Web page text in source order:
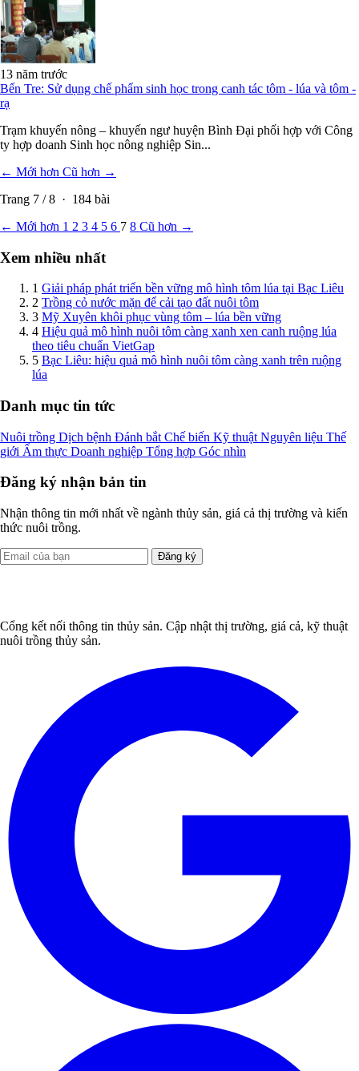
13 năm trước
Bến Tre: Sử dụng chế phẩm sinh học trong canh tác tôm - lúa và tôm -
rạ
Trạm khuyến nông – khuyến ngư huyện Bình Đại phối hợp với Công
ty hợp doanh Sinh học nông nghiệp Sin...
← Mới hơn Cũ hơn →
Trang 7 /8 · 184 bài
← Mới hơn 1 2 3 4 5 6 7 8 Cũ hơn →
Xem nhiều nhất
1 Giải pháp phát triển bền vững mô hình tôm lúa tại Bạc Liêu
2 Trồng cỏ nước mặn để cải tạo đất nuôi tôm
3 Mỹ Xuyên khôi phục vùng tôm – lúa bền vững
4 Hiệu quả mô hình nuôi tôm càng xanh xen canh ruộng lúa
theo tiêu chuẩn VietGap
5 Bạc Liêu: hiệu quả mô hình nuôi tôm càng xanh trên ruộng
lúa
Danh mục tin tức
Nuôi trồng Dịch bệnh Đánh bắt Chế biến Kỹ thuật Nguyên liệu Thế
giới Ẩm thực Doanh nghiệp Tổng hợp Góc nhìn
Đăng ký nhận bản tin
Nhận thông tin mới nhất về ngành thủy sản, giá cả thị trường và kiến
thức nuôi trồng.
Đăng ký
Cổng kết nối thông tin thủy sản. Cập nhật thị trường, giá cả, kỹ thuật
nuôi trồng thủy sản.